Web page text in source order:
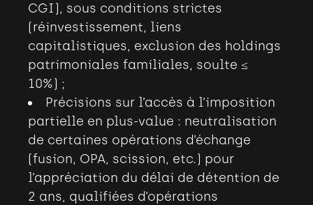
CGI), sous conditions strictes
(réinvestissement, liens
capitalistiques, exclusion des holdings
patrimoniales familiales, soulte ≤
10%) ;
Précisions sur l’accès à l’imposition
partielle en plus-value : neutralisation
de certaines opérations d’échange
(fusion, OPA, scission, etc.) pour
l’appréciation du délai de détention de
2 ans, qualifiées d’opérations